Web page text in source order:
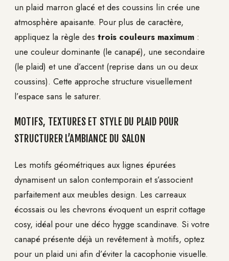
un plaid marron glacé et des coussins lin crée une
atmosphère apaisante. Pour plus de caractère,
appliquez la règle des trois couleurs maximum :
une couleur dominante (le canapé), une secondaire
(le plaid) et une d’accent (reprise dans un ou deux
coussins). Cette approche structure visuellement
l’espace sans le saturer.
MOTIFS, TEXTURES ET STYLE DU PLAID POUR
STRUCTURER L’AMBIANCE DU SALON
Les motifs géométriques aux lignes épurées
dynamisent un salon contemporain et s’associent
parfaitement aux meubles design. Les carreaux
écossais ou les chevrons évoquent un esprit cottage
cosy, idéal pour une déco hygge scandinave. Si votre
canapé présente déjà un revêtement à motifs, optez
pour un plaid uni afin d’éviter la cacophonie visuelle.